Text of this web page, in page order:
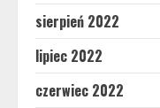
sierpień 2022
lipiec 2022
czerwiec 2022